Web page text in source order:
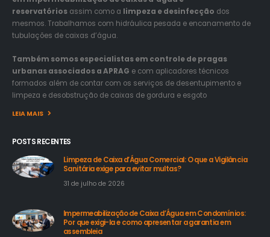
reservatórios assim como a limpeza e desinfecção dos
mesmos. Trabalhamos com hidráulica pesada e encanamento de
tubulações de caixas d’água.
Também somos especialistas em controle de pragas
urbanas associados a APRAG e com aplicadores técnicos
formados além de contar com os serviços de desentupimento e
limpeza e desobstrução de caixas de gordura e esgoto
LEIA MAIS
POSTS RECENTES
Limpeza de Caixa d’Água Comercial: O que a Vigilância
Sanitária exige para evitar multas?
31 de julho de 2026
Impermeabilização de Caixa d’Água em Condomínios:
Por que exigi-la e como apresentar a garantia em
assembleia